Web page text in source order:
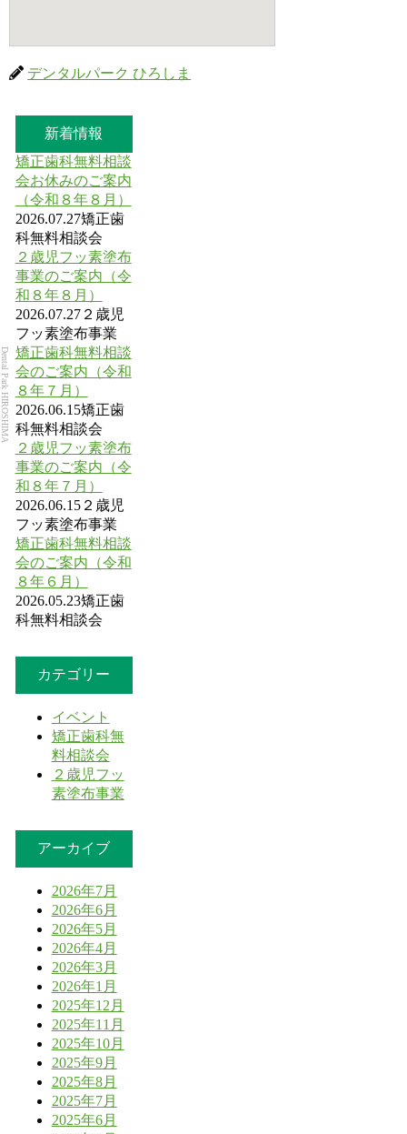
Dental Park HIROSHIMA
デンタルパーク ひろしま
新着情報
矯正歯科無料相談
会お休みのご案内
（令和８年８月）
2026.07.27矯正歯
科無料相談会
２歳児フッ素塗布
事業のご案内（令
和８年８月）
2026.07.27２歳児
フッ素塗布事業
矯正歯科無料相談
会のご案内（令和
８年７月）
2026.06.15矯正歯
科無料相談会
２歳児フッ素塗布
事業のご案内（令
和８年７月）
2026.06.15２歳児
フッ素塗布事業
矯正歯科無料相談
会のご案内（令和
８年６月）
2026.05.23矯正歯
科無料相談会
カテゴリー
イベント
矯正歯科無
料相談会
２歳児フッ
素塗布事業
アーカイブ
2026年7月
2026年6月
2026年5月
2026年4月
2026年3月
2026年1月
2025年12月
2025年11月
2025年10月
2025年9月
2025年8月
2025年7月
2025年6月